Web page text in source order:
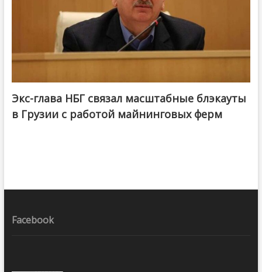
Экс-глава НБГ связал масштабные блэкауты
в Грузии с работой майнинговых ферм
Facebook